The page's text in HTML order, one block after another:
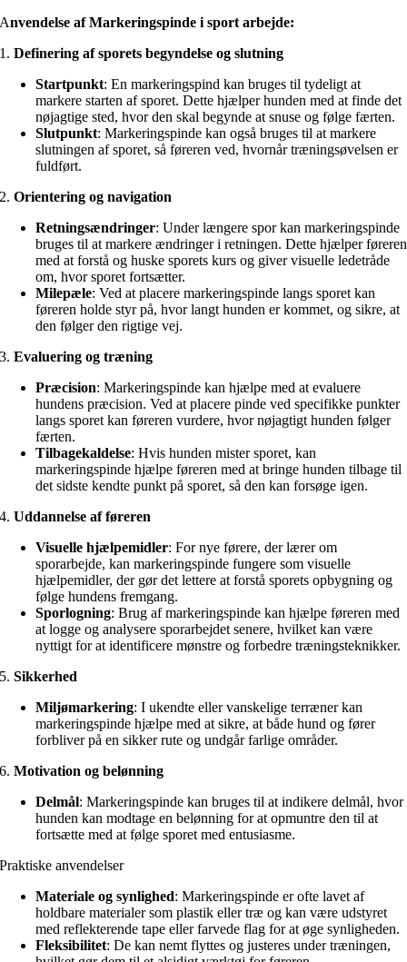
Anvendelse af Markeringspinde i sport arbejde:
1.Definering af sporets begyndelse og slutning
Startpunkt: En markeringspind kan bruges til tydeligt at
markere starten af sporet. Dette hjælper hunden med at finde det
nøjagtige sted, hvor den skal begynde at snuse og følge færten.
Slutpunkt: Markeringspinde kan også bruges til at markere
slutningen af sporet, så føreren ved, hvornår træningsøvelsen er
fuldført.
2.Orientering og navigation
Retningsændringer: Under længere spor kan markeringspinde
bruges til at markere ændringer i retningen. Dette hjælper føreren
med at forstå og huske sporets kurs og giver visuelle ledetråde
om, hvor sporet fortsætter.
Milepæle: Ved at placere markeringspinde langs sporet kan
føreren holde styr på, hvor langt hunden er kommet, og sikre, at
den følger den rigtige vej.
3.Evaluering og træning
Præcision: Markeringspinde kan hjælpe med at evaluere
hundens præcision. Ved at placere pinde ved specifikke punkter
langs sporet kan føreren vurdere, hvor nøjagtigt hunden følger
færten.
Tilbagekaldelse: Hvis hunden mister sporet, kan
markeringspinde hjælpe føreren med at bringe hunden tilbage til
det sidste kendte punkt på sporet, så den kan forsøge igen.
4.Uddannelse af føreren
Visuelle hjælpemidler: For nye førere, der lærer om
sporarbejde, kan markeringspinde fungere som visuelle
hjælpemidler, der gør det lettere at forstå sporets opbygning og
følge hundens fremgang.
Sporlogning: Brug af markeringspinde kan hjælpe føreren med
at logge og analysere sporarbejdet senere, hvilket kan være
nyttigt for at identificere mønstre og forbedre træningsteknikker.
5.Sikkerhed
Miljømarkering: I ukendte eller vanskelige terræner kan
markeringspinde hjælpe med at sikre, at både hund og fører
forbliver på en sikker rute og undgår farlige områder.
6.Motivation og belønning
Delmål: Markeringspinde kan bruges til at indikere delmål, hvor
hunden kan modtage en belønning for at opmuntre den til at
fortsætte med at følge sporet med entusiasme.
Praktiske anvendelser
Materiale og synlighed: Markeringspinde er ofte lavet af
holdbare materialer som plastik eller træ og kan være udstyret
med reflekterende tape eller farvede flag for at øge synligheden.
Fleksibilitet: De kan nemt flyttes og justeres under træningen,